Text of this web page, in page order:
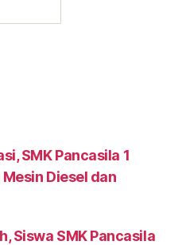
SMK Pancasila 1
Diesel dan
Siswa SMK Pancasila